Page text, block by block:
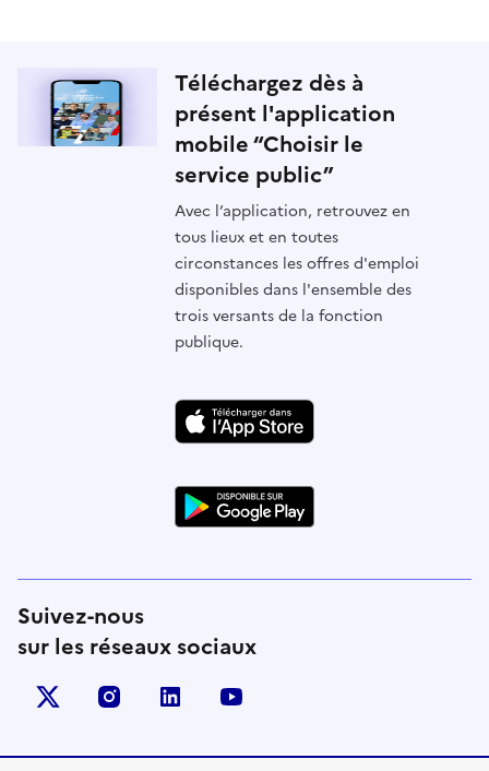
Téléchargez dès à
présent l'application
mobile “Choisir le
service public”
Avec l’application, retrouvez en
tous lieux et en toutes
circonstances les offres d'emploi
disponibles dans l'ensemble des
trois versants de la fonction
publique.
Suivez-nous
sur les réseaux sociaux
X (anciennement Twitter)
instagramlinkedin